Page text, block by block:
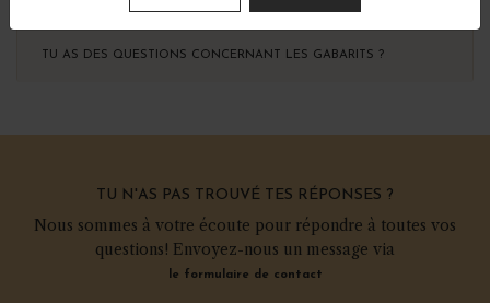
TU AS DES QUESTIONS CONCERNANT LES GABARITS ?
TU N'AS PAS TROUVÉ TES RÉPONSES ?
Nous sommes à votre écoute pour répondre à toutes vos
questions! Envoyez-nous un message via
le formulaire de contact